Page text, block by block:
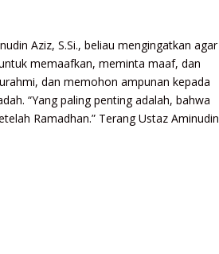
Aziz, S.Si., beliau mengingatkan agar
memaafkan, meminta maaf, dan
dan memohon ampunan kepada
“Yang paling penting adalah, bahwa
Ramadhan.” Terang Ustaz Aminudin